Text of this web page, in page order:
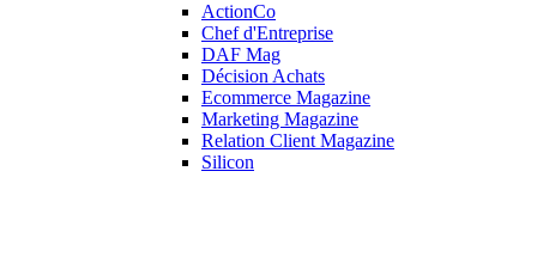
ActionCo
Chef d'Entreprise
DAF Mag
Décision Achats
Ecommerce Magazine
Marketing Magazine
Relation Client Magazine
Silicon